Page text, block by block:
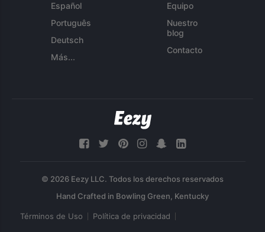
Español
Português
Deutsch
Más...
Equipo
Nuestro
blog
Contacto
© 2026 Eezy LLC. Todos los derechos reservados
Términos de Uso Política de privacidad